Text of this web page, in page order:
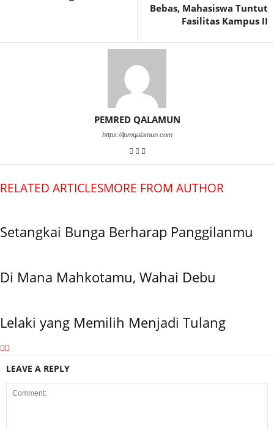
Bebas, Mahasiswa Tuntut
Fasilitas Kampus II
PEMRED QALAMUN
https://lpmqalamun.com
RELATED ARTICLESMORE FROM AUTHOR
Setangkai Bunga Berharap Panggilanmu
Di Mana Mahkotamu, Wahai Debu
Lelaki yang Memilih Menjadi Tulang
LEAVE A REPLY